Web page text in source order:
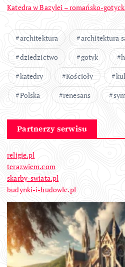
Katedra w Bazylei – romańsko-
architektura architektura
dziedzictwo
gotyk
katedry
Kościoły
Polska
renesans
Partnerzy serwisu
religie.pl
terazwiem.com
skarby-swiata.pl
budynki-i-budowle.pl